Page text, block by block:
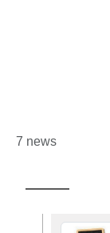
7 news